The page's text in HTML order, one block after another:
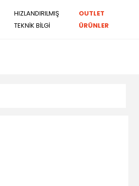
HIZLANDIRILMIŞ
TEKNİK BİLGİ
OUTLET
ÜRÜNLER